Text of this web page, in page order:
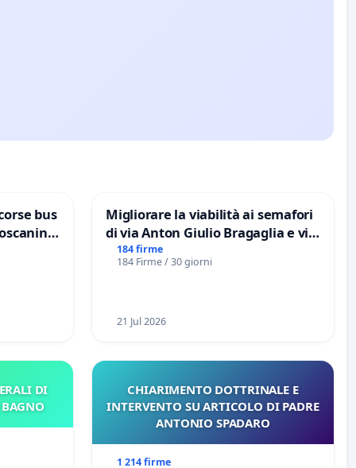
bus
Migliorare la viabilità ai semafori
di via Anton Giulio Bragaglia e via
Tieri XV MUNICIPIO DI ROMA
184 firme
184 Firme / 30 giorni
21 Jul 2026
DI
CHIARIMENTO DOTTRINALE E
INTERVENTO SU ARTICOLO DI PADRE
ANTONIO SPADARO
1 214 firme